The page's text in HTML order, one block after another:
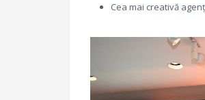
Cea mai creativă